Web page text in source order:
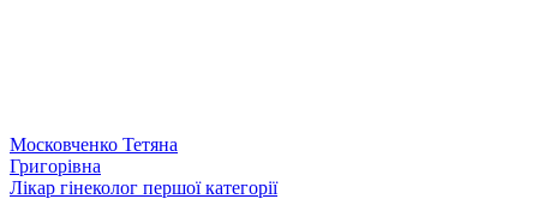
Московченко Тетяна
Григорівна
Лікар гінеколог першої категорії